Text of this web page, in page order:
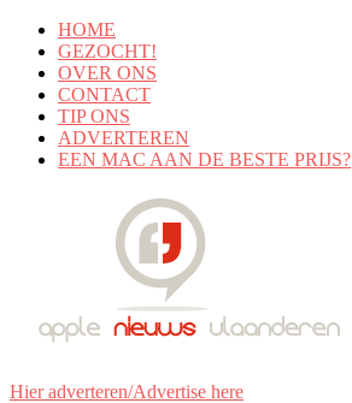
HOME
GEZOCHT!
OVER ONS
CONTACT
TIP ONS
ADVERTEREN
EEN MAC AAN DE BESTE PRIJS?
Hier adverteren/Advertise here